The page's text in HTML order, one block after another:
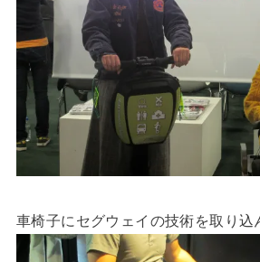
車椅子にセグウェイの技術を取り込